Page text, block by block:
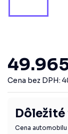
Cena bez DPH:
Cena